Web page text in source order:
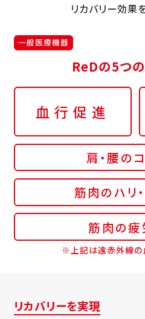
リカバリー効果
一般医療機器
ReDの5つ
血行促進
肩・腰の
筋肉のハリ
筋肉の疲
※上記は遠赤外線の
リカバリーを実現